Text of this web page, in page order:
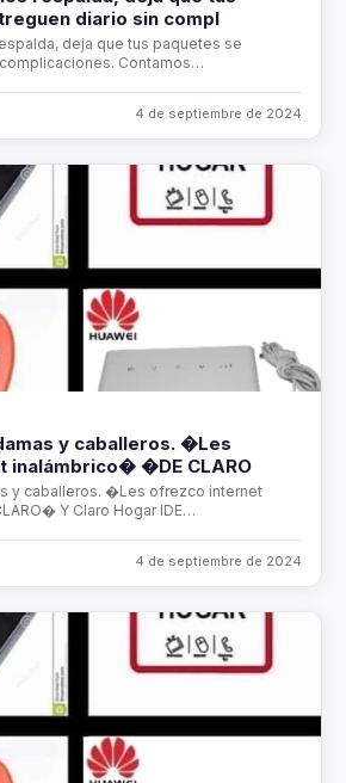
diario sin compl
deja que tus paquetes se
Contamos…
4 de septiembre de 2024
y caballeros. �Les
inalámbrico� �DE CLARO
y caballeros. �Les ofrezco internet
Y Claro Hogar IDE…
4 de septiembre de 2024